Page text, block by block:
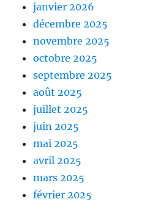
janvier 2026
décembre 2025
novembre 2025
octobre 2025
septembre 2025
août 2025
juillet 2025
juin 2025
mai 2025
avril 2025
mars 2025
février 2025